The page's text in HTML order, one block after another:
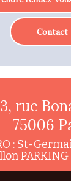
Contact
rue
75006
: St-